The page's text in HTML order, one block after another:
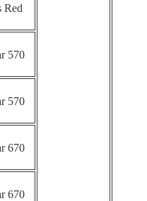
Red
570
570
670
670